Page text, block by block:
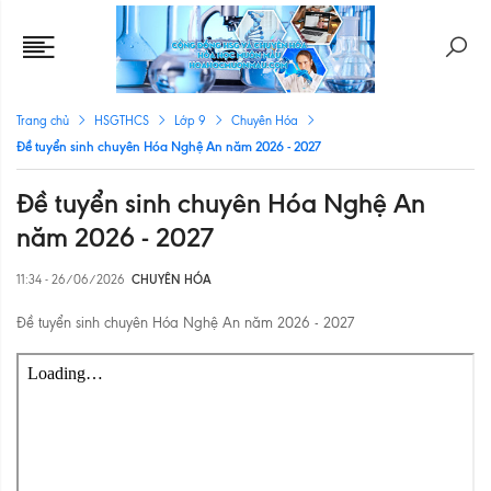
Trang chủ HSGTHCS Lớp 9 Chuyên Hóa
Đề tuyển sinh chuyên Hóa Nghệ An năm 2026 - 2027
Đề tuyển sinh chuyên Hóa Nghệ An
năm 2026 - 2027
11:34 - 26/06/2026 CHUYÊN HÓA
Đề tuyển sinh chuyên Hóa Nghệ An năm 2026 - 2027